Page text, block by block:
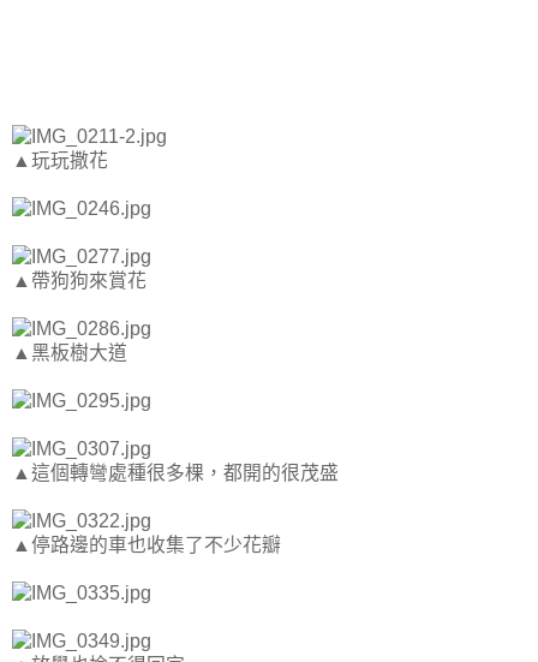
▲玩玩撒花
▲帶狗狗來賞花
▲黑板樹大道
▲這個轉彎處種很多棵，都開的很茂盛
▲停路邊的車也收集了不少花瓣